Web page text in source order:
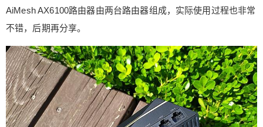
AiMesh AX6100路由器由两台路由器组成，实际使用过程也非常
不错，后期再分享。